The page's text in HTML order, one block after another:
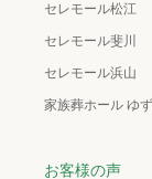
セレモール松江
セレモール斐川
セレモール浜山
家族葬ホール ゆ
お客様の声